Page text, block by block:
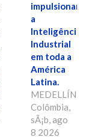
impulsionar
a
Inteligência
Industrial
em toda a
América
Latina.
MEDELLÍN,
Colômbia,
sÃ¡b, ago
8 2026